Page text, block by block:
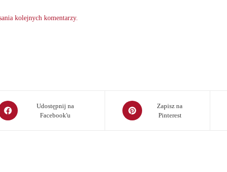
kolejnych komentarzy.
Udostępnij na
Facebook'u
Opens
in
Zapisz na
Pinterest